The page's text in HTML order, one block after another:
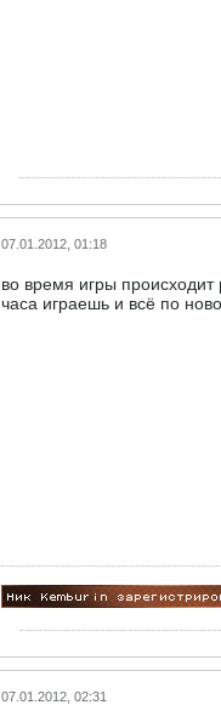
07.01.2012, 01:18
во время игры происходит
часа играешь и всё по
07.01.2012, 02:31